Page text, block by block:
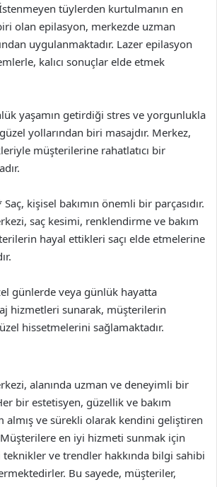
tüylerden kurtulmanın en
olan epilasyon, merkezde uzman
uygulanmaktadır. Lazer epilasyon
kalıcı sonuçlar elde etmek
yaşamın getirdiği stres ve yorgunlukla
yollarından biri masajdır. Merkez,
müşterilerine rahatlatıcı bir
kişisel bakımın önemli bir parçasıdır.
saç kesimi, renklendirme ve bakım
hayal ettikleri saçı elde etmelerine
günlerde veya günlük hayatta
hizmetleri sunarak, müşterilerin
hissetmelerini sağlamaktadır.
alanında uzman ve deneyimli bir
bir estetisyen, güzellik ve bakım
almış ve sürekli olarak kendini geliştiren
en iyi hizmeti sunmak için
ve trendler hakkında bilgi sahibi
Bu sayede, müşteriler,